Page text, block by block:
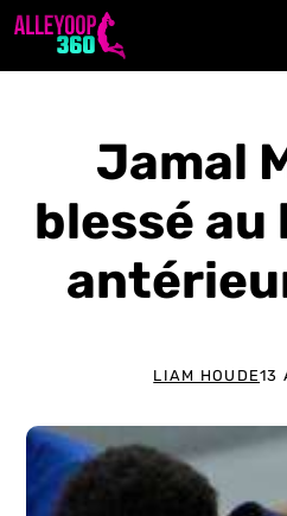
Aller
Jamal
blessé
LIAM HOUDE13